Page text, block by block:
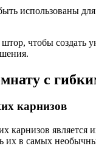
использованы
чтобы создать
с
карнизов
является
их в самых